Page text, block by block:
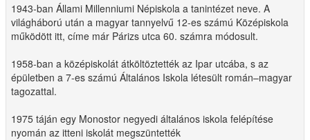
1943-ban Állami Millenniumi Népiskola a tanintézet neve. A
világháború után a magyar tannyelvű 12-es számú Középiskola
működött itt, címe már Párizs utca 60. számra módosult.
1958-ban a középiskolát átköltöztették az Ipar utcába, s az
épületben a 7-es számú Általános Iskola létesült román–magyar
tagozattal.
1975 táján egy Monostor negyedi általános iskola felépítése
nyomán az itteni iskolát megszüntették